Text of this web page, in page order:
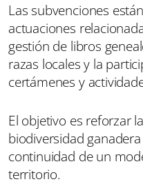
Las subvenciones
actuaciones
gestión de libros
razas locales y la
certámenes y
El objetivo es reforzar
biodiversidad
continuidad de un
territorio.